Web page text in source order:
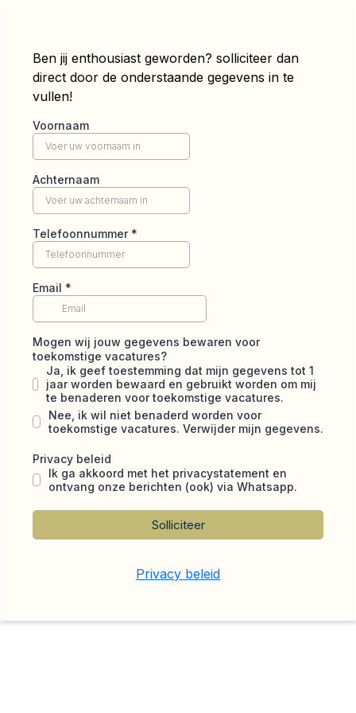
Ben jij enthousiast geworden? solliciteer dan
direct door de onderstaande gegevens in te
vullen!
Voornaam
Achternaam
Telefoonnummer *
Email *
Mogen wij jouw gegevens bewaren voor
toekomstige vacatures?
Ja, ik geef toestemming dat mijn gegevens tot 1
jaar worden bewaard en gebruikt worden om mij
te benaderen voor toekomstige vacatures.
Nee, ik wil niet benaderd worden voor
toekomstige vacatures. Verwijder mijn gegevens.
Privacy beleid
Ik ga akkoord met het privacystatement en
ontvang onze berichten (ook) via Whatsapp.
Solliciteer
Privacy beleid